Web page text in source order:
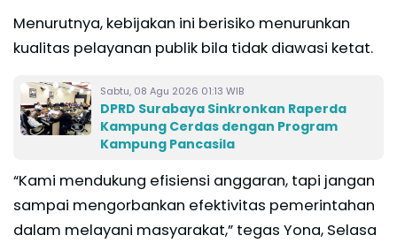
Menurutnya, kebijakan ini berisiko menurunkan
kualitas pelayanan publik bila tidak diawasi ketat.
Sabtu, 08 Agu 2026 01:13 WIB
DPRD Surabaya Sinkronkan Raperda
Kampung Cerdas dengan Program
Kampung Pancasila
“Kami mendukung efisiensi anggaran, tapi jangan
sampai mengorbankan efektivitas pemerintahan
dalam melayani masyarakat,” tegas Yona, Selasa